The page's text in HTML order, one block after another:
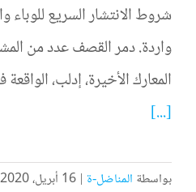
شروط الانتشار السريع
واردة. دمر القصف عدد من
المعارك الأخيرة، إدلب،
[...]
بواسطة المناضل-ة | 16 أبريل، 2020